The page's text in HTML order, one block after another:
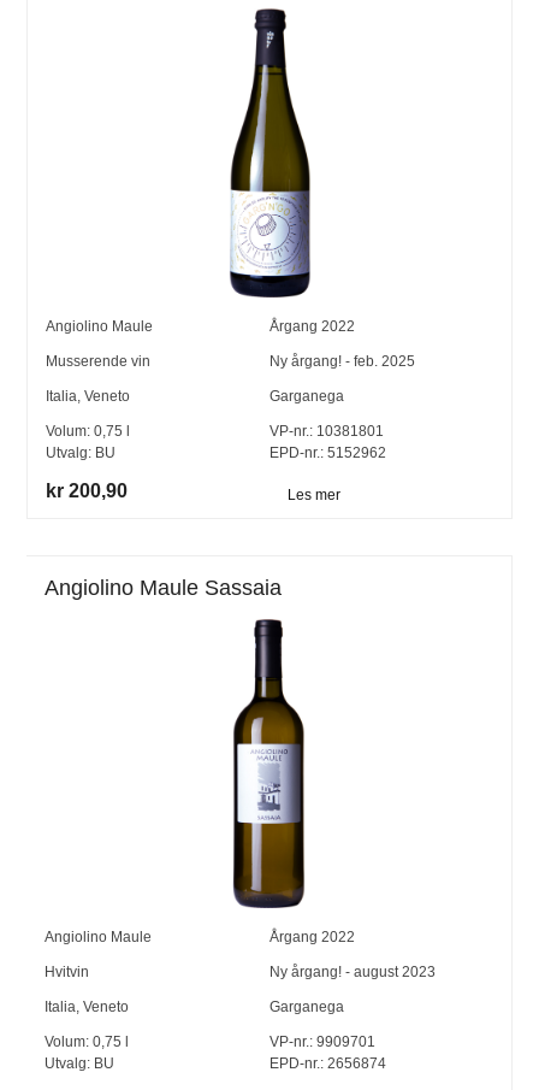
Angiolino Maule Årgang 2022
Musserende vin Ny årgang! - feb. 2025
Italia,Veneto Garganega
Volum:0,75
Utvalg: BU
VP-nr.: 10381801
EPD-nr.: 5152962
kr 200,90 Les mer
Angiolino Maule Sassaia
Angiolino Maule Årgang 2022
Hvitvin Ny årgang! - august 2023
Italia,Veneto Garganega
Volum:0,75
Utvalg: BU
VP-nr.:9909701
EPD-nr.: 2656874